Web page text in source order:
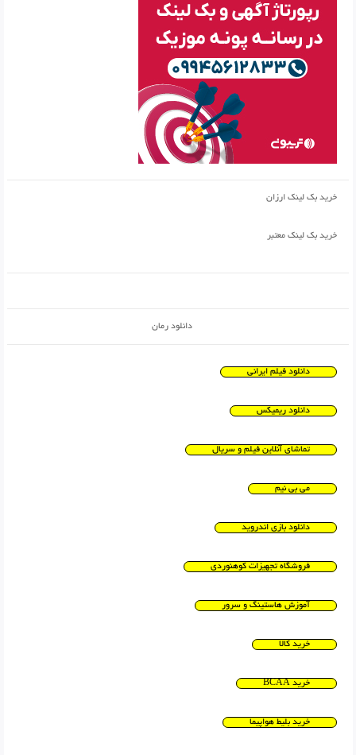
خرید بک لینک ارزان
خرید بک لینک معتبر
دانلود رمان
دانلود فیلم ایرانی
دانلود ریمیکس
تماشای آنلاین فیلم و سریال
می بی نیم
دانلود بازی اندروید
فروشگاه تجهیزات کوهنوردی
آموزش هاستینگ و سرور
خرید کالا
خرید BCAA
خرید بلیط هواپیما